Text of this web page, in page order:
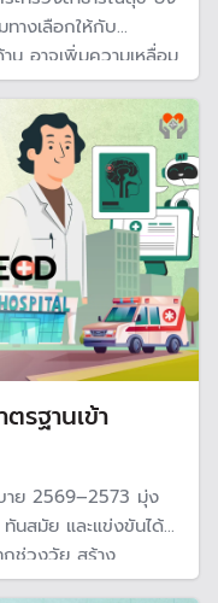
างเลือกให้กับ
น อาจเพิ่มความเหลื่อม
ขณะที่ไม่สามารถแก้
ลรัฐได้จริง
รฐานเข้า
าย 2569–2573 มุ่ง
นสมัย และแข่งขันได้
กช่วงวัย สร้าง
ญา”